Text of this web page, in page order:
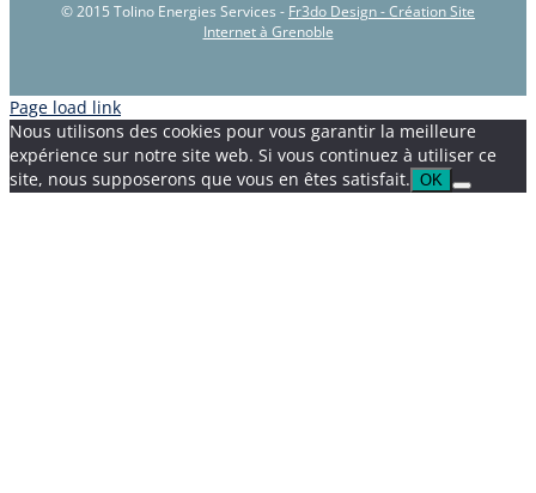
© 2015 Tolino Energies Services - Fr3do Design - Création Site
Internet à Grenoble
Page load link
Nous utilisons des cookies pour vous garantir la meilleure
expérience sur notre site web. Si vous continuez à utiliser ce
site, nous supposerons que vous en êtes satisfait. OK